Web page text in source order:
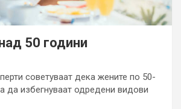
50 години
советуваат дека жените по 50-
да избегнуваат одредени видови